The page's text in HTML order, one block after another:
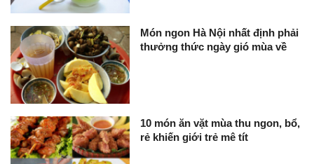
Món ngon Hà Nội nhất định phải
thưởng thức ngày gió mùa về
10 món ăn vặt mùa thu ngon, bổ,
rẻ khiến giới trẻ mê tít